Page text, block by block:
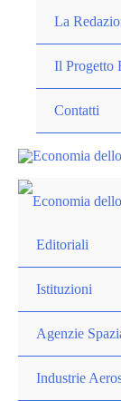
contenuto
La
Il Progetto
Contatti
Editoriali
Istituzioni
Agenzie
Industrie